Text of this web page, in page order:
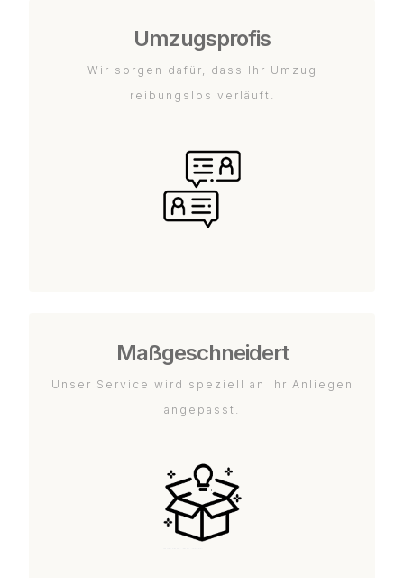
Umzugsprofis
Wir sorgen dafür, dass Ihr Umzug
reibungslos verläuft.
Maßgeschneidert
Unser Service wird speziell an Ihr Anliegen
angepasst.